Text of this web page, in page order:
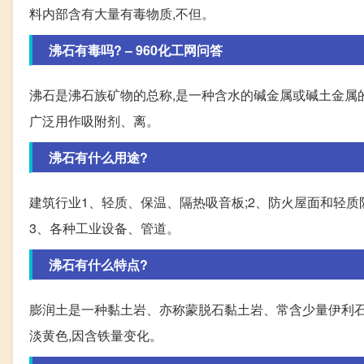
料内部含有大量有毒物质,不但。
沸石有毒吗? – 960化工网问答
沸石是沸石族矿物的总称,是一种含水的碱金属或碱土金
广泛用作吸附剂、离。
沸石有什么用途?
建筑行业1、轻质、保温、隔热吸音板;2、防火屋面和轻
3、各种工业设备、管道。
沸石有什么特点?
膨润土是一种黏土岩、亦称蒙脱石黏土岩、常含少量伊
淡黄色,因含铁量变化。